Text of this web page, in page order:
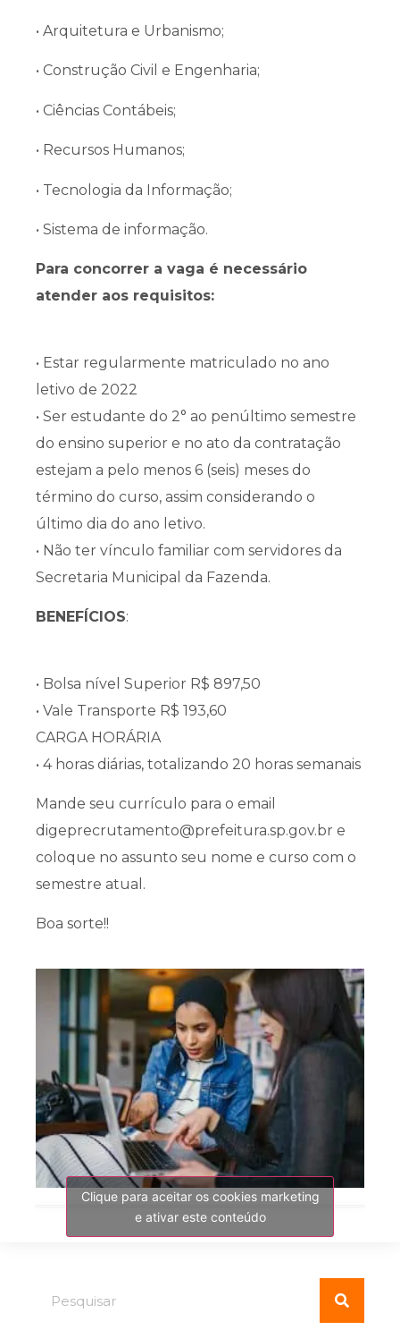
• Arquitetura e Urbanismo;
• Construção Civil e Engenharia;
• Ciências Contábeis;
• Recursos Humanos;
• Tecnologia da Informação;
• Sistema de informação.
Para concorrer a vaga é necessário
atender aos requisitos:
• Estar regularmente matriculado no ano
letivo de 2022
• Ser estudante do 2° ao penúltimo semestre
do ensino superior e no ato da contratação
estejam a pelo menos 6 (seis) meses do
término do curso, assim considerando o
último dia do ano letivo.
• Não ter vínculo familiar com servidores da
Secretaria Municipal da Fazenda.
BENEFÍCIOS:
• Bolsa nível Superior R$ 897,50
• Vale Transporte R$ 193,60
CARGA HORÁRIA
• 4 horas diárias, totalizando 20 horas semanais
Mande seu currículo para o email
digeprecrutamento@prefeitura.sp.gov.br e
coloque no assunto seu nome e curso com o
semestre atual.
Boa sorte!!
Clique para aceitar os cookies marketing
e ativar este conteúdo